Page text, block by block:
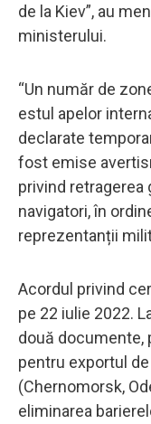
de la Kiev”, au
ministerului.
“Un număr de
estul apelor
declarate
fost emise
privind retragerea
navigatori, în
reprezentanții
Acordul privind
pe 22 iulie 2022.
două documente,
pentru exportul
(Chernomorsk,
eliminarea